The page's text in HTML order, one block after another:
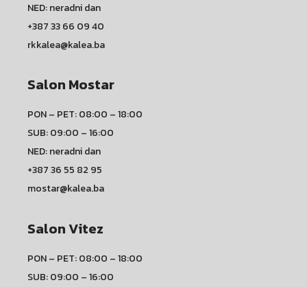
NED: neradni dan
+387 33 66 09 40
rkkalea@kalea.ba
Salon Mostar
PON – PET: 08:00 – 18:00
SUB: 09:00 – 16:00
NED: neradni dan
+387 36 55 82 95
mostar@kalea.ba
Salon Vitez
PON – PET: 08:00 – 18:00
SUB: 09:00 – 16:00